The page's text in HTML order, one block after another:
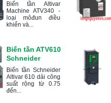
Biến tần Altivar
Machine ATV340 -
loại môđun điều
khiển và...
Biến tần ATV610
Schneider
Biến tần Schneider
Altivar 610 dải công
suất rộng từ 0.75
đến...